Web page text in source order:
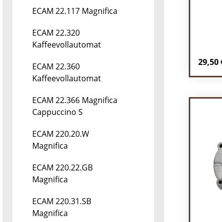
ECAM 22.117 Magnifica
ECAM 22.320
Kaffeevollautomat
ECAM 22.360
Kaffeevollautomat
ECAM 22.366 Magnifica
Cappuccino S
ECAM 220.20.W
Magnifica
ECAM 220.22.GB
Magnifica
ECAM 220.31.SB
Magnifica
29,50